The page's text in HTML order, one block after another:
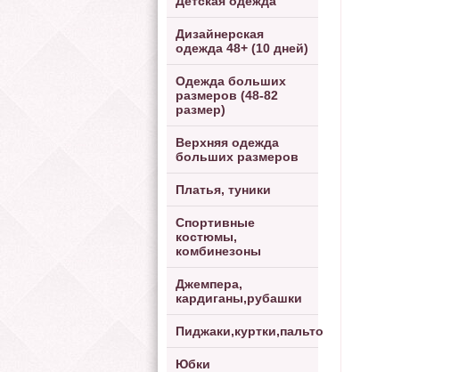
Дизайнерская
одежда 48+ (10 дней)
Одежда больших
размеров (48-82
размер)
Верхняя одежда
больших размеров
Платья, туники
Спортивные
костюмы,
комбинезоны
Джемпера,
кардиганы,рубашки
Пиджаки,куртки,пальто
Юбки